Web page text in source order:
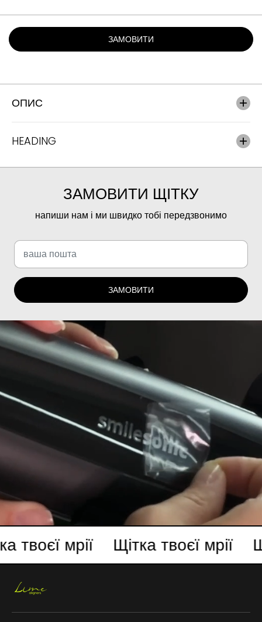
Ч
А
Н
А
ЗАМОВИТИ
ОПИС
HEADING
ЗАМОВИТИ ЩІТКУ
напиши нам і ми швидко тобі передзвонимо
ЗАМОВИТИ
твоєї мрії Щітка твоєї мрії